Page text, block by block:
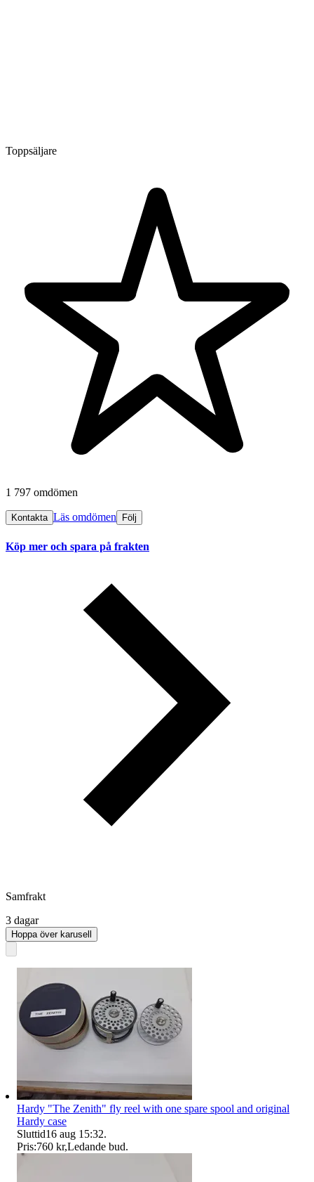
Toppsäljare
1 797 omdömen
Kontakta Läs omdömen Följ
Köp mer och spara på frakten
Samfrakt
3 dagar
Hoppa över karusell
Hardy "The Zenith" fly reel with one spare spool and original
Hardy case
Sluttid16 aug 15:32.
Pris:760 kr,Ledande bud.